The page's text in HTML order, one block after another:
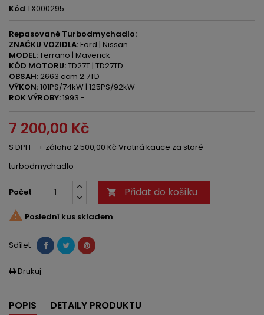
Kód TX000295
Repasované Turbodmychadlo:
ZNAČKU VOZIDLA:Ford | Nissan
MODEL:Terrano | Maverick
KÓD MOTORU:TD27T | TD27TD
OBSAH: 2663 ccm 2.7TD
VÝKON:101PS/74kW | 125PS/92kW
ROK VÝROBY:1993 -
7 200,00 Kč
S DPH
+ záloha 2 500,00 Kč Vratná kauce za staré
turbodmychadlo
Počet  Přidat do košíku
 Poslední kus skladem
Sdílet
 Drukuj
POPIS DETAILY PRODUKTU